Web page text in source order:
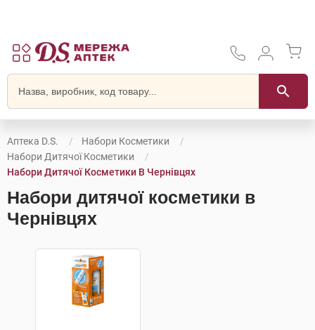
Аптека D.S.
Набори Косметики
Набори Дитячої Косметики
Набори Дитячої Косметики В Чернівцях
Набори дитячої косметики в
Чернівцях